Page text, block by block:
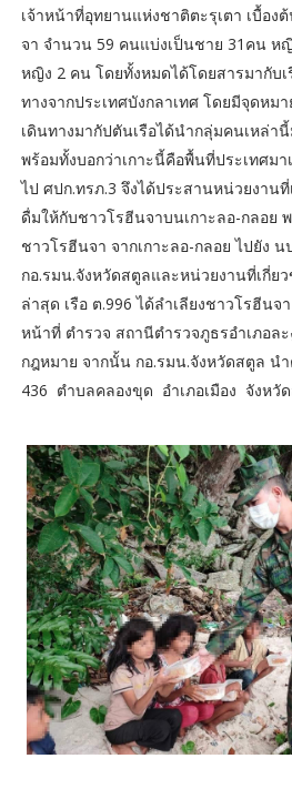
เจ้าหน้าที่อุทยานแห่งชาติตะรุเตา เบื้อ
จา จำนวน 59 คนแบ่งเป็นชาย 31คน ห
หญิง 2 คน โดยทั้งหมดได้โดยสารมากับ
ทางจากประเทศบังกลาเทศ โดยมีจุดหม
เดินทางมากัปตันเรือได้นำกลุ่มคนเหล่า
พร้อมทั้งบอกว่าเกาะนี้คือพื้นที่ประเทศมา
ไป ศปก.ทรภ.3 จึงได้ประสานหน่วยงาน
ดื่มให้กับชาวโรฮีนจาบนเกาะลอ-กลอย
ชาวโรฮีนจา จากเกาะลอ-กลอย ไปยัง น
กอ.รมน.จังหวัดสตูลและหน่วยงานที่เกี่ย
ล่าสุด เรือ ต.996 ได้ลำเลียงชาวโรฮีนจ
หน้าที่ ตำรวจ สถานีตำรวจภูธรอำเภอล
กฎหมาย จากนั้น กอ.รมน.จังหวัดสตูล น
436 ตำบลคลองขุด อำเภอเมือง จังหวั